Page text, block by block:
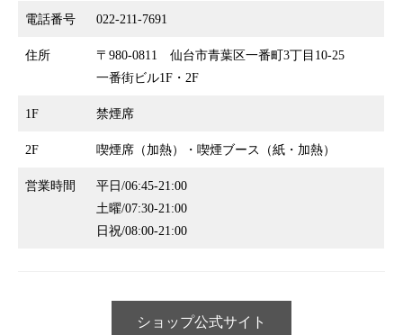
電話番号 022-211-7691
住所
〒980-0811 仙台市青葉区一番町3丁目10-25
一番街ビル1F・2F
1F 禁煙席
2F 喫煙席（加熱）・喫煙ブース（紙・加熱）
営業時間
平日/06:45-21:00
土曜/07:30-21:00
日祝/08:00-21:00
ショップ公式サイト